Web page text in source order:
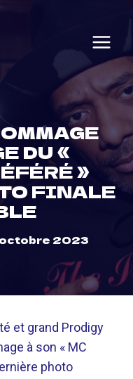
DU «
»
FINALE
2023
et grand Prodigy
à son « MC
photo